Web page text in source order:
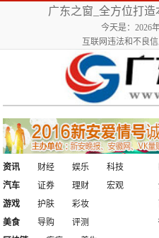
广东之窗_全方位打
今天是：2026
互联网违法和不良
资讯 财经 娱乐
科技
汽车
证券 理财 宏观
游戏
护肤
彩妆
美食
导购 评测